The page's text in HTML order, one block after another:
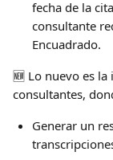
fecha de la
consultante
Encuadrado.
🆕 Lo nuevo es
consultantes,
Generar un